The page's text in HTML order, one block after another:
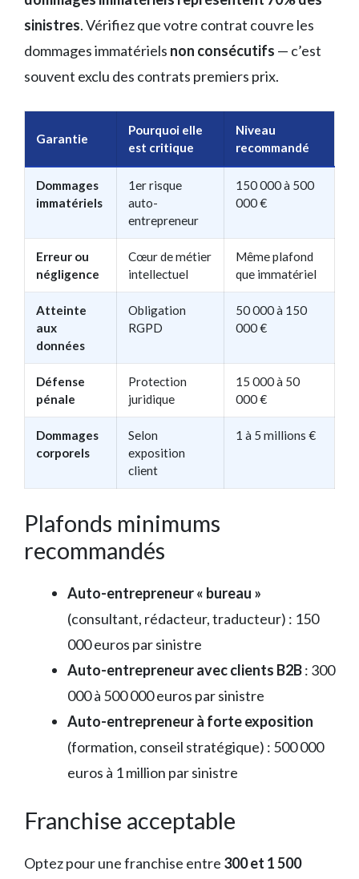
sinistres. Vérifiez que votre contrat couvre les
dommages immatériels non consécutifs — c’est
souvent exclu des contrats premiers prix.
Garantie
Pourquoi elle
est critique
Niveau
recommandé
Dommages
immatériels
1er risque
auto-
entrepreneur
150 000 à 500
000 €
Erreur ou
négligence
Cœur de métier
intellectuel
Même plafond
que immatériel
Atteinte
aux
données
Obligation
RGPD
50 000 à 150
000 €
Défense
pénale
Protection
juridique
15 000 à 50
000 €
Dommages
corporels
Selon
exposition
client
1 à 5 millions €
Plafonds minimums
recommandés
Auto-entrepreneur « bureau »
(consultant, rédacteur, traducteur) : 150
000 euros par sinistre
Auto-entrepreneur avec clients B2B: 300
000 à 500 000 euros par sinistre
Auto-entrepreneur à forte exposition
(formation, conseil stratégique) : 500 000
euros à 1 million par sinistre
Franchise acceptable
Optez pour une franchise entre 300 et 1 500